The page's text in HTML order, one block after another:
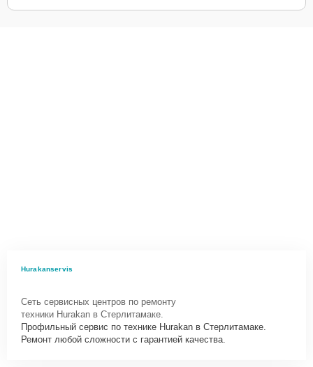
Hurakanservis
Сеть сервисных центров по ремонту
техники Hurakan в Стерлитамаке.
Профильный сервис по технике Hurakan в Стерлитамаке.
Ремонт любой сложности с гарантией качества.